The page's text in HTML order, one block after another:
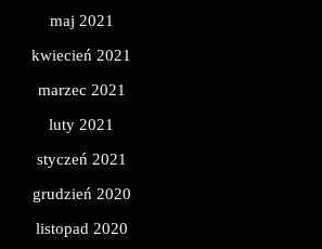
maj 2021
kwiecień 2021
marzec 2021
luty 2021
styczeń 2021
grudzień 2020
listopad 2020